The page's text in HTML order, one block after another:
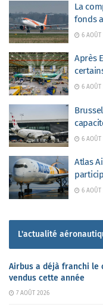
La
fonds
6 AOÛT
Après
6 AOÛT
6 AOÛT
Atlas
6 AOÛT
L'actualité
Airbus a déjà franchi le
vendus cette année
7 AOÛT 2026